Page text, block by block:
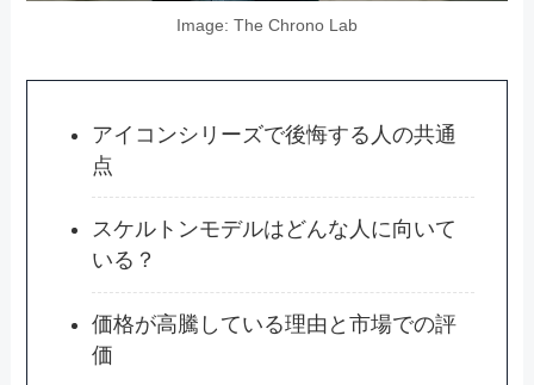
Image: The Chrono Lab
アイコンシリーズで後悔する人の共通
点
スケルトンモデルはどんな人に向いて
いる？
価格が高騰している理由と市場での評
価